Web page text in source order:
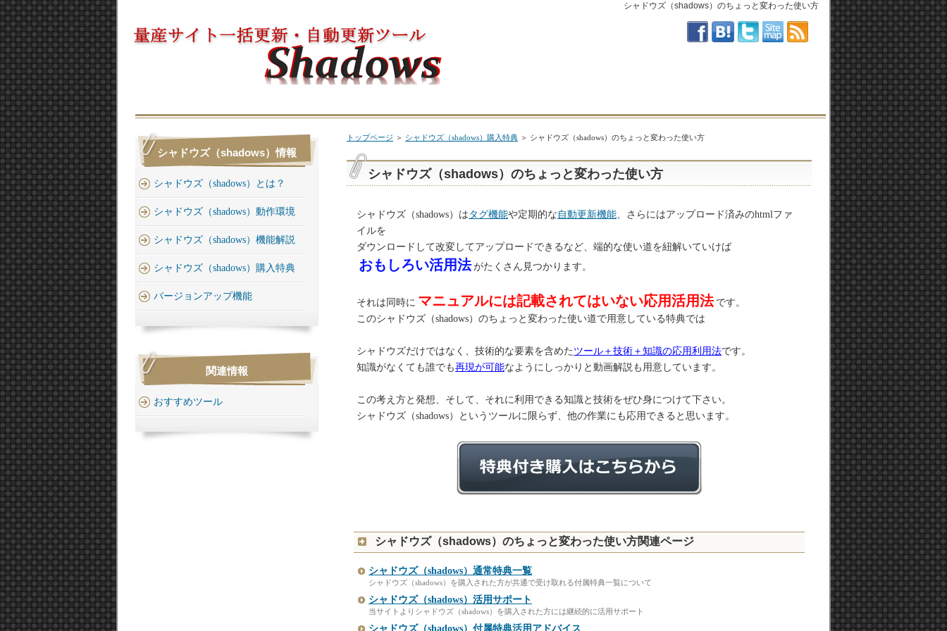
シャドウズ（shadows）のちょっと変わった使い方
トップページ ＞ シャドウズ（shadows）購入特典 ＞ シャドウズ（shadows）のちょっと変わった使い方
シャドウズ（shadows）のちょっと変わった使い方
シャドウズ（shadows）はタグ機能や定期的な自動更新機能 、さらにはアップロード済みのhtmlファ
イルを
ダウンロードして改変してアップロードできるなど、端的な使い道を紐解いていけば
おもしろい活用法がたくさん見つかります。
それは同時に マニュアルには記載されてはいない応用活用法 です。
このシャドウズ（shadows）のちょっと変わった使い道で用意している特典では
シャドウズだけではなく、技術的な要素を含めたツール＋技術＋知識の応用利用法です。
知識がなくても誰でも再現が可能なようにしっかりと動画解説も用意しています。
この考え方と発想、そして、それに利用できる知識と技術をぜひ身につけて下さい。
シャドウズ（shadows）というツールに限らず、他の作業にも応用できると思います。
シャドウズ（shadows）のちょっと変わった使い方関連ページ
シャドウズ（shadows）通常特典一覧
シャドウズ（shadows）を購入された方が共通で受け取れる付属特典一覧について
シャドウズ（shadows）活用サポート
当サイトよりシャドウズ（shadows）を購入された方には継続的に活用サポート
シャドウズ（shadows）付属特典活用アドバイス
シャドウズ（shadows）情報
シャドウズ（shadows）とは？
シャドウズ（shadows）動作環境
シャドウズ（shadows）機能解説
シャドウズ（shadows）購入特典
バージョンアップ機能
関連情報
おすすめツール